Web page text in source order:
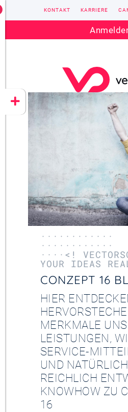
CONZEPT 16
YEET
Kontakt:
KONTAKT KARRIERE
············
············
····<!
YOUR IDEAS
CONZEPT 16
HIER
MERKMALE
LEISTUNGEN,
SERVICE-
UND NATÜRLICH
REICHLICH
KNOWHOW ZU
16